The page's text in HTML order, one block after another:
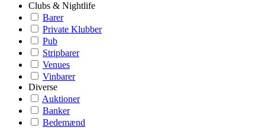
Clubs & Nightlife
Barer
Private Klubber
Pub
Stripbarer
Venues
Vinbarer
Diverse
Auktioner
Banker
Bedemænd